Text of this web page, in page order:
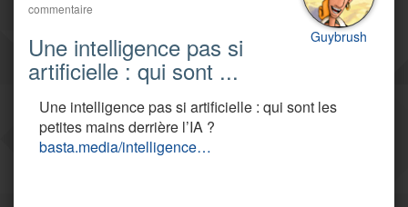
Guybrush
commentaire
Une intelligence pas si
artificielle : qui sont ...
Une intelligence pas si artificielle : qui sont les
petites mains derrière l’IA ?
basta.media/intelligence…